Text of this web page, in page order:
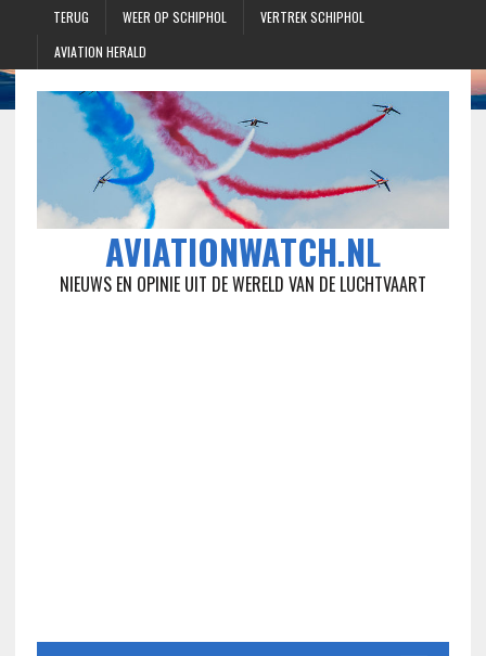
TERUG WEER OP SCHIPHOL
VERTREK SCHIPHOL
AVIATION HERALD
AVIATIONWATCH.NL
NIEUWS EN OPINIE UIT DE WERELD VAN DE LUCHTVAART